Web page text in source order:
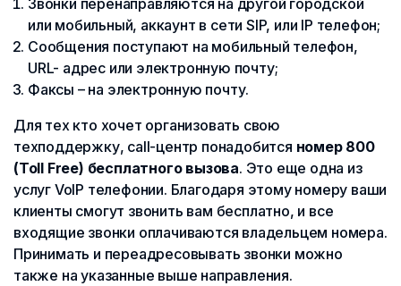
Звонки перенаправляются на другой городской
или мобильный, аккаунт в сети SIP, или IP телефон;
Сообщения поступают на мобильный телефон,
URL- адрес или электронную почту;
Факсы – на электронную почту.
Для тех кто хочет организовать свою
техподдержку, call-центр понадобится номер 800
(Toll Free) бесплатного вызова. Это еще одна из
услуг VoIP телефонии. Благодаря этому номеру ваши
клиенты смогут звонить вам бесплатно, и все
входящие звонки оплачиваются владельцем номера.
Принимать и переадресовывать звонки можно
также на указанные выше направления.